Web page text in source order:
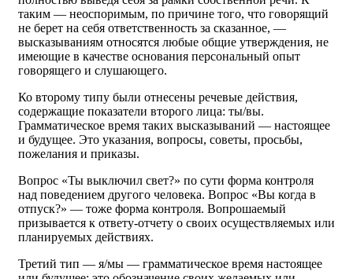
таким — неоспоримым, по причине того, что говорящий
не берет на себя ответственность за сказанное, —
высказываниям относятся любые общие утверждения, не
имеющие в качестве основания персональный опыт
говорящего и слушающего.
Ко второму типу были отнесены речевые действия,
содержащие показатели второго лица: ты/вы.
Грамматическое время таких высказываний — настоящее
и будущее. Это указания, вопросы, советы, просьбы,
пожелания и приказы.
Вопрос «Ты выключил свет?» по сути форма контроля
над поведением другого человека. Вопрос «Вы когда в
отпуск?» — тоже форма контроля. Вопрошаемый
призывается к ответу-отчету о своих осуществляемых или
планируемых действиях.
Третий тип — я/мы — грамматическое время настоящее